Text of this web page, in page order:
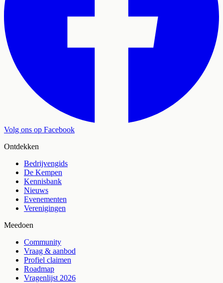
Volg ons op Facebook
Ontdekken
Bedrijvengids
De Kempen
Kennisbank
Nieuws
Evenementen
Verenigingen
Meedoen
Community
Vraag & aanbod
Profiel claimen
Roadmap
Vragenlijst 2026